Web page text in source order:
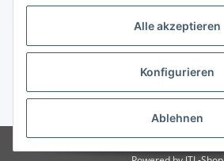
Alle akzeptieren
Konfigurieren
Ablehnen